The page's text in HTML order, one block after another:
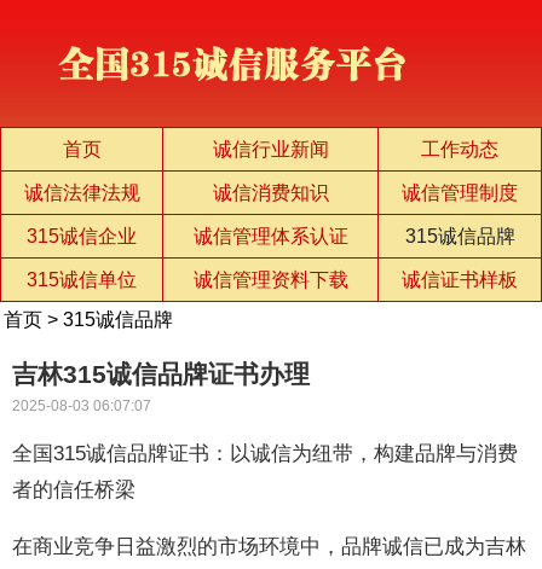
首页 诚信行业新闻 工作动态
诚信法律法规 诚信消费知识 诚信管理制度
315诚信企业 诚信管理体系认证 315诚信品牌
315诚信单位 诚信管理资料下载
诚信证书样板
首页 > 315诚信品牌
吉林315诚信品牌证书办理
2025-08-03 06:07:07
全国315诚信品牌证书：以诚信为纽带，构建品牌与消费
者的信任桥梁
在商业竞争日益激烈的市场环境中，品牌诚信已成为吉林